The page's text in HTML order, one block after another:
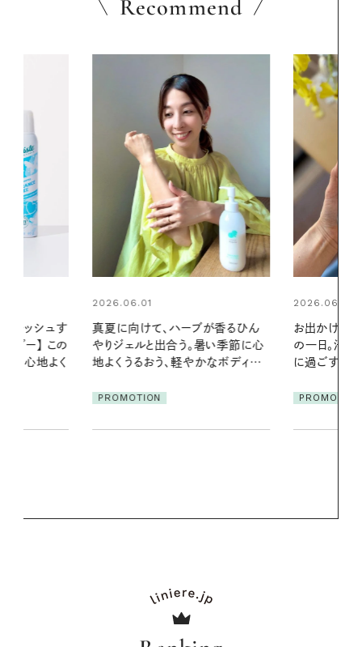
Recommend
が香るひん
い季節に心
なボディケ
2026.06.01
お出かけ前のひと手間で変わる、夏
の一日。汗ばむ季節を「ごきげん」
に過ごす私の新習慣
PROMOTION
2026.06.01
暑い夏のナイ
える夜の爽